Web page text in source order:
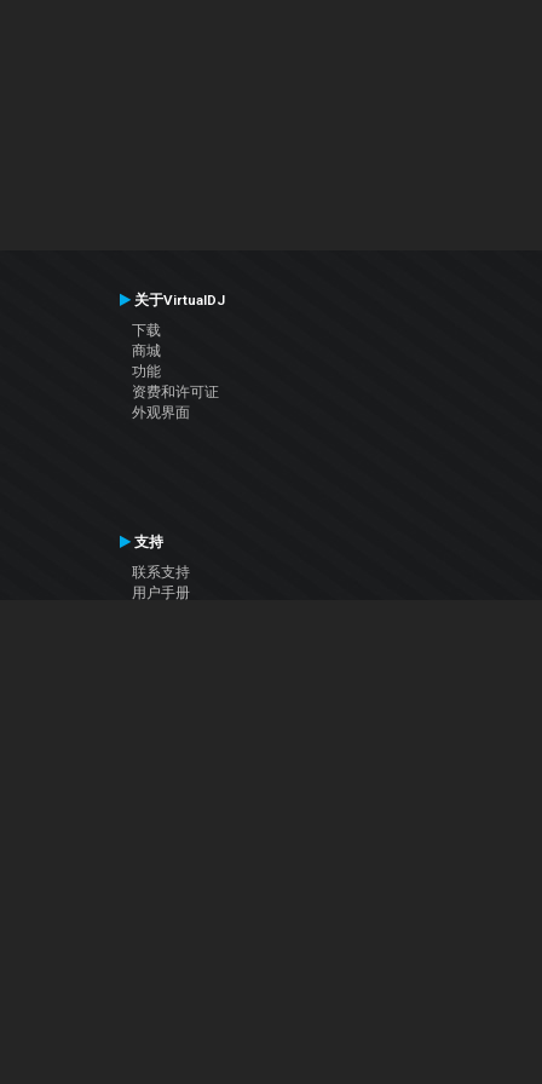
关于VirtualDJ
下载
商城
功能
资费和许可证
外观界面
支持
联系支持
用户手册